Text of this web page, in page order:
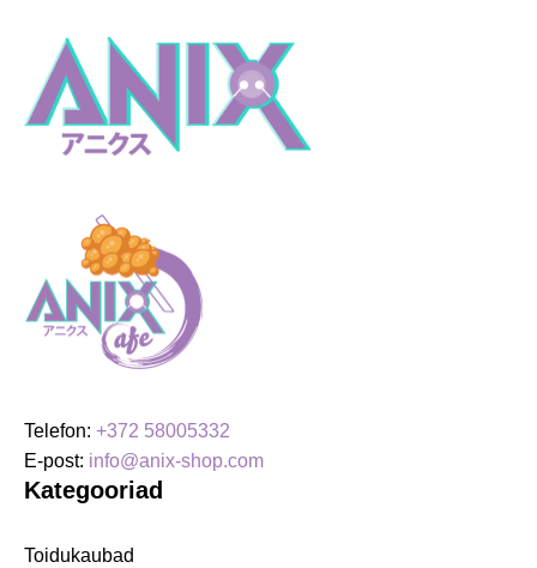
Telefon: +372 58005332
E-post: info@anix-shop.com
Kategooriad
Toidukaubad